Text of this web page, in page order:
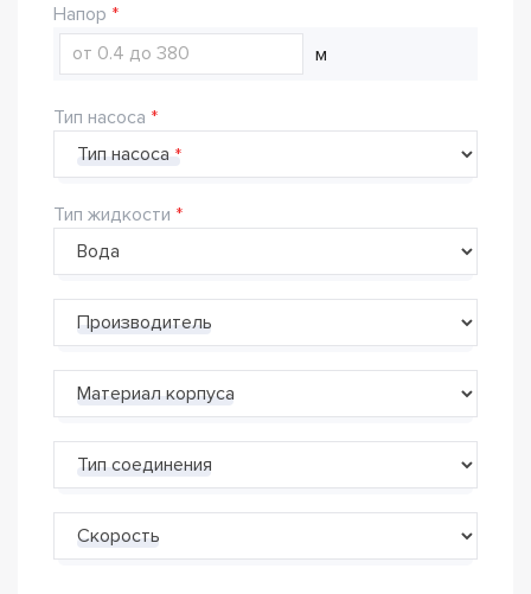
Напор
м
Тип насоса
Тип насоса
Тип жидкости
Производитель
Материал корпуса
Тип соединения
Скорость